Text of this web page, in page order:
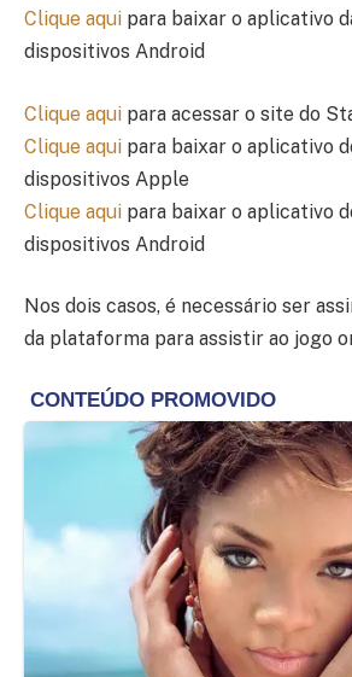
Clique aqui para baixar o aplicativo
dispositivos Android
Clique aqui para acessar o site do
Clique aqui para baixar o aplicativo
dispositivos Apple
Clique aqui para baixar o aplicativo
dispositivos Android
Nos dois casos, é necessário ser
da plataforma para assistir ao jogo